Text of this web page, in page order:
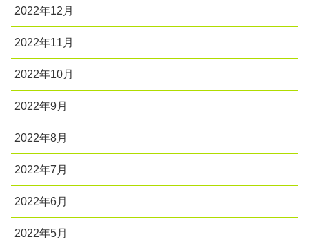
2022年12月
2022年11月
2022年10月
2022年9月
2022年8月
2022年7月
2022年6月
2022年5月